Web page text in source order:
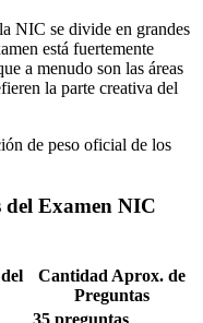
NIC se divide en grandes
está fuertemente
a menudo son las áreas
la parte creativa del
de peso oficial de los
del Examen NIC
Cantidad Aprox. de
Preguntas